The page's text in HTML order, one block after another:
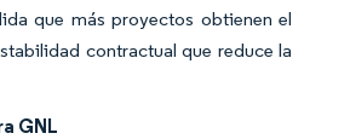
que más proyectos obtienen el
contractual que reduce la
GNL